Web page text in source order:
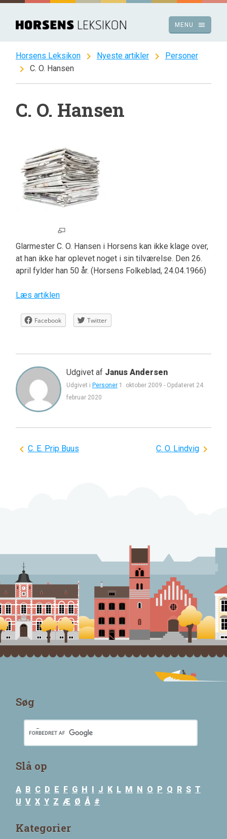
Spring
indhold
menu
MENU
Horsens Leksikon chevron_right Nyeste artikler chevron_right Personer
chevron_right C. O. Hansen
C. O. Hansen
Glarmester C. O. Hansen i Horsens kan ikke klage over,
at han ikke har oplevet noget i sin tilværelse. Den 26.
april fylder han 50 år. (Horsens Folkeblad, 24.04.1966)
Læs artiklen
Facebook Twitter
Udgivet af Janus Andersen
Udgivet i Personer 1. oktober 2009 - Opdateret 24.
februar 2020
Indlægsnavigation
C. E. Prip Buus C. O. Lindvig
Søg
Slå op
A B C D E F G H J K L M N O P Q R S T
U V X Y Z Æ Ø Å #
Kategorier